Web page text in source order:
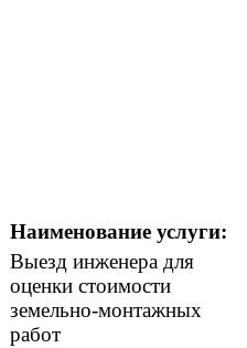
Наименование услуги:
Выезд инженера для
оценки стоимости
земельно-монтажных
работ